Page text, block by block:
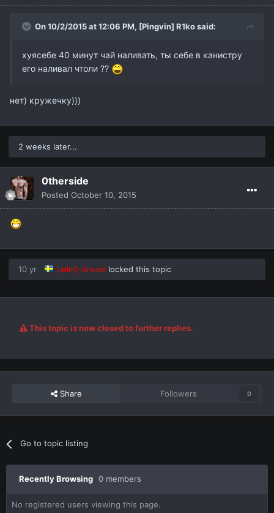
On 10/2/2015 at 12:06 PM, [Pingvin] R1kosaid:
хуясебе 40 минут чай наливать, ты себе в канистру
его наливал чтоли ??
нет) кружечку)))
2 weeks later...
0therside
Posted October 10, 2015
10 yr [adm]-dream locked this topic
This topic is now closed to further replies.
Share Followers 0
Go to topic listing
Recently Browsing 0 members
No registered users viewing this page.